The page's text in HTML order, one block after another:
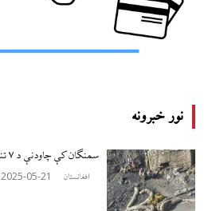
نور خبرونه
سمنګان کې چاودنې د ۷ تنو ژوند اخيستی
افغانستان 2025-05-21